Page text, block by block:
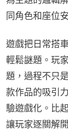
同角色和座位
遊戲把日常搭
輕鬆謎題。玩
題，過程不只
款作品的吸引
驗遊戲化。比
讓玩家逐關解